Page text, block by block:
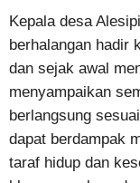
Kepala desa
berhalangan hadir
dan sejak awal
menyampaikan
berlangsung
dapat berdampak
taraf hidup dan